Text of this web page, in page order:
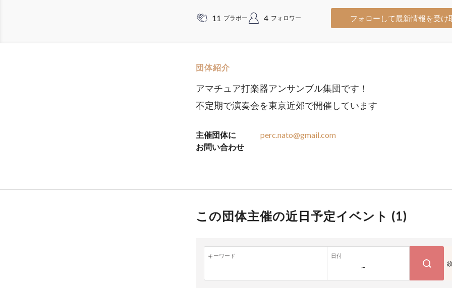
11 ブラボー 4 フォロワー フォローして最新情報を受け
団体紹介
アマチュア打楽器アンサンブル集団です！
不定期で演奏会を東京近郊で開催しています
主催団体に
お問い合わせ
perc.nato@gmail.com
この団体主催の近日予定イベント (1)
キーワード 日付
~